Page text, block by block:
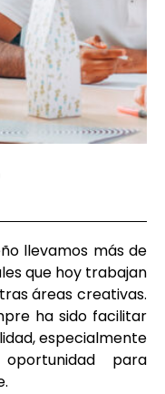
llevamos más de
que hoy trabajan
áreas creativas.
ha sido facilitar
especialmente
para